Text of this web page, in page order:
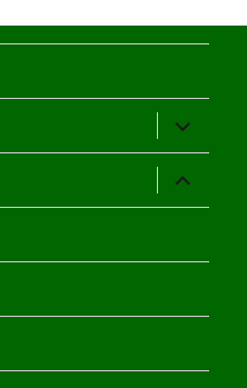
ブ
メ
ニ
ュ
ー
開
ブ
メ
ー
開